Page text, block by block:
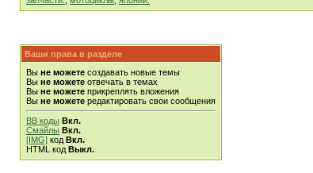
Ваши права в разделе
Вы не можете создавать новые темы
Вы не можете отвечать в темах
Вы не можете прикреплять вложения
Вы не можете редактировать свои сообщения
BB коды Вкл.
Смайлы Вкл.
[IMG] код Вкл.
HTML код Выкл.